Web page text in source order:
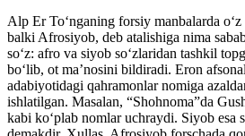
Alp Er To‘nganing forsiy manbalarda
balki Afrosiyob, deb atalishiga nima
so‘z: afro va siyob so‘zlaridan tashkil
bo‘lib, ot ma’nosini bildiradi. Eron
adabiyotidagi qahramonlar nomiga
ishlatilgan. Masalan, “Shohnoma”da
kabi ko‘plab nomlar uchraydi. Siyob esa